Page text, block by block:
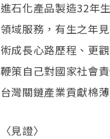
進石化產品製造32年
領域服務，有生之年
術成長心路歷程、更
鞭策自己對國家社會
台灣關鏈產業貢獻棉
〈見證〉